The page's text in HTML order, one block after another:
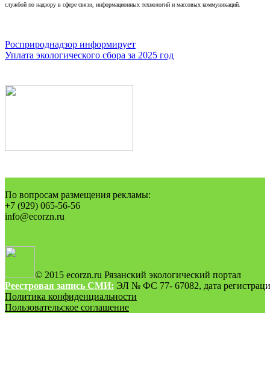
службой по надзору в сфере связи, информационных технологий и массовых коммуникаций.
Навигация
по
Росприроднадзор информирует
Уплата экологического сбора за 2025 год
По вопросам размещения рекламы:
+7 (929) 065-56-56
info@ecorzn.ru
© 2015 ecorzn.ru Рязанский экологический портал
Реестровая запись СМИ: ЭЛ № ФС 77- 67082, дата
Политика конфиденциальности
Пользовательское соглашение